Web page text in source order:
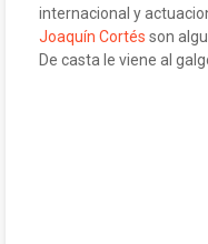
internacional y
Joaquín Cortés son
De casta le viene al